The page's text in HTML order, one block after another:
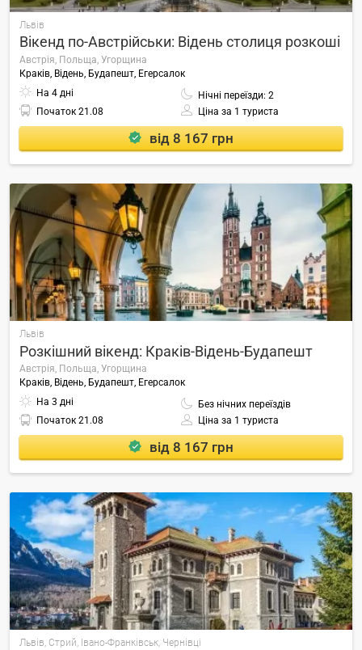
Львів
Вікенд по-Австрійськи: Відень столиця розкоші
Австрія, Польща, Угорщина
Краків, Відень, Будапешт, Егерсалок
На 4 дні
Нічні переїзди: 2
Початок 21.08 Ціна за 1 туриста
від 8 167 грн
Львів
Розкішний вікенд: Краків-Відень-Будапешт
Австрія, Польща, Угорщина
Краків, Відень, Будапешт, Егерсалок
На 3 дні
Без нічних переїздів
Початок 21.08 Ціна за 1 туриста
від 8 167 грн
Львів, Стрий, Івано-Франківськ, Чернівці